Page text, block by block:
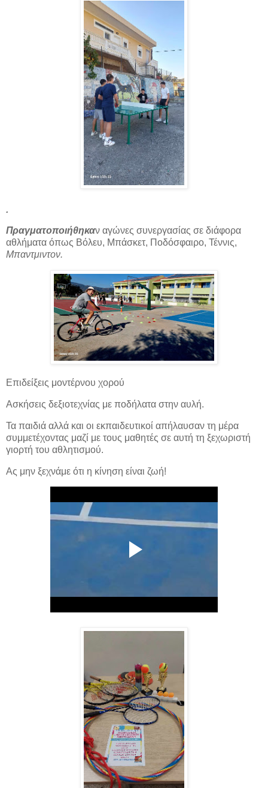
.
Πραγματοποιήθηκαν αγώνες συνεργασίας σε διάφορα
αθλήματα όπως Βόλευ, Μπάσκετ, Ποδόσφαιρο, Τέννις,
Μπαντμιντον.
Επιδείξεις μοντέρνου χορού
Ασκήσεις δεξιοτεχνίας με ποδήλατα στην αυλή.
Τα παιδιά αλλά και οι εκπαιδευτικοί απήλαυσαν τη μέρα
συμμετέχοντας μαζί με τους μαθητές σε αυτή τη ξεχωριστή
γιορτή του αθλητισμού.
Ας μην ξεχνάμε ότι η κίνηση είναι ζωή!